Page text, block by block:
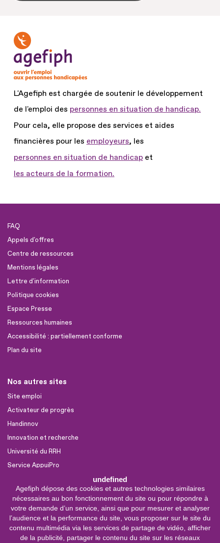
undefined
Agefiph dépose des cookies et autres technologies similaires
nécessaires au bon fonctionnement du site ou pour répondre à
votre demande d’un service, ainsi que pour mesurer et analyser
l’audience et la performance du site, vous proposer sur le site du
contenu multimédia via les services de partage de vidéo, afficher
de la publicité, partager le contenu du site sur les réseaux
L'Agefiph est chargée de soutenir le développement
de l'emploi des personnes en situation de handicap.
Pour cela, elle propose des services et aides
financières pour les employeurs, les
personnes en situation de handicap et
les acteurs de la formation.
FAQ
Appels d'offres
Centre de ressources
Mentions légales
Lettre d'information
Politique cookies
Espace Presse
Ressources humaines
Accessibilité : partiellement conforme
Plan du site
Nos autres sites
Site emploi
Activateur de progrès
Handinnov
Innovation et recherche
Université du RRH
Service AppuiPro
Nous suivre
Youtube
Linkedin
Facebook